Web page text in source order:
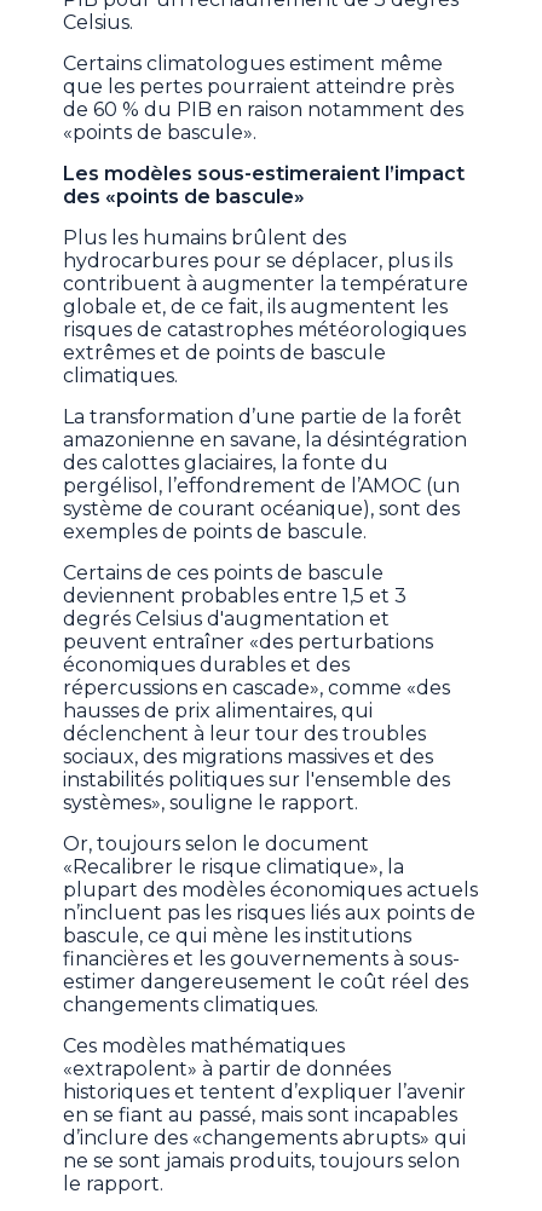
Celsius.
Certains climatologues estiment même
que les pertes pourraient atteindre près
de 60 % du PIB en raison notamment des
«points de bascule».
Les modèles sous-estimeraient l’impact
des «points de bascule»
Plus les humains brûlent des
hydrocarbures pour se déplacer, plus ils
contribuent à augmenter la température
globale et, de ce fait, ils augmentent les
risques de catastrophes météorologiques
extrêmes et de points de bascule
climatiques.
La transformation d’une partie de la forêt
amazonienne en savane, la désintégration
des calottes glaciaires, la fonte du
pergélisol, l’effondrement de l’AMOC (un
système de courant océanique), sont des
exemples de points de bascule.
Certains de ces points de bascule
deviennent probables entre 1,5 et 3
degrés Celsius d'augmentation et
peuvent entraîner «des perturbations
économiques durables et des
répercussions en cascade», comme «des
hausses de prix alimentaires, qui
déclenchent à leur tour des troubles
sociaux, des migrations massives et des
instabilités politiques sur l'ensemble des
systèmes», souligne le rapport.
Or, toujours selon le document
«Recalibrer le risque climatique», la
plupart des modèles économiques actuels
n’incluent pas les risques liés aux points de
bascule, ce qui mène les institutions
financières et les gouvernements à sous-
estimer dangereusement le coût réel des
changements climatiques.
Ces modèles mathématiques
«extrapolent» à partir de données
historiques et tentent d’expliquer l’avenir
en se fiant au passé, mais sont incapables
d’inclure des «changements abrupts» qui
ne se sont jamais produits, toujours selon
le rapport.